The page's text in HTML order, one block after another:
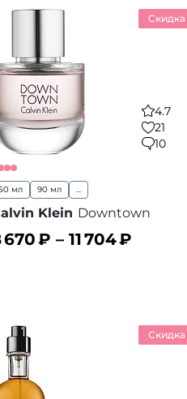
Скидка
4.7
21
10
мл 90 мл ...
Klein Downtown
670₽ – 11 704₽
Скидка